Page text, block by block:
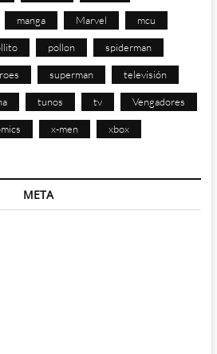
manga Marvel mcu
pollon spiderman
superman televisión
tunos tv Vengadores
x-men xbox
META